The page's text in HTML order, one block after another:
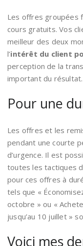
Les offres groupées
cours gratuits. Vos
meilleur des deux
l’intérêt du client
perception de la
important du résultat.
Pour une
Les offres et les
pendant une courte
d’urgence. Il est
toutes les tactiques
pour ces offres à
tels que «
octobre » ou «
jusqu’au 10 juillet »
Voici mes